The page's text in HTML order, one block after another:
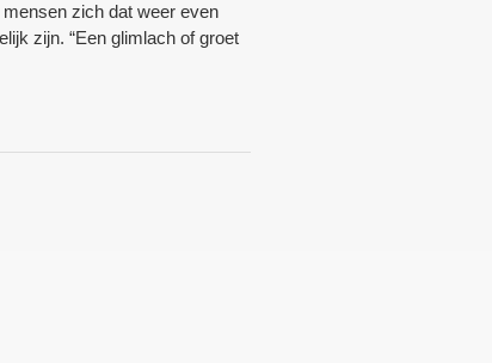
zich dat weer even
zijn. “Een glimlach of groet